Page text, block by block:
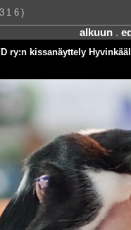
alkuun.
ry:n kissanäyttely